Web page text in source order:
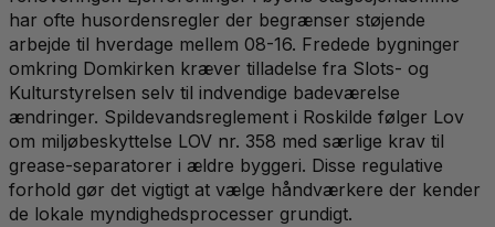
har ofte husordensregler der begrænser støjende
arbejde til hverdage mellem 08-16. Fredede bygninger
omkring Domkirken kræver tilladelse fra Slots- og
Kulturstyrelsen selv til indvendige badeværelse
ændringer. Spildevandsreglement i Roskilde følger Lov
om miljøbeskyttelse LOV nr. 358 med særlige krav til
grease-separatorer i ældre byggeri. Disse regulative
forhold gør det vigtigt at vælge håndværkere der kender
de lokale myndighedsprocesser grundigt.